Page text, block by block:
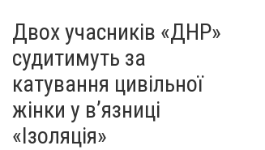
Двох учасників «ДНР»
судитимуть за
катування цивільної
жінки у в’язниці
«Ізоляція»